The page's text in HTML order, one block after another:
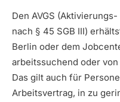
Den AVGS
nach § 45 SGB III)
Berlin oder dem
arbeitssuchend oder
Das gilt auch für
Arbeitsvertrag, in zu